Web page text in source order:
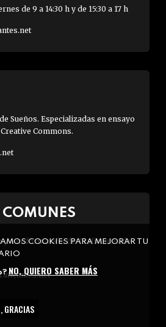
de 9 a 14:30 h y de 15:30 a 17 h
Sueños. Especializadas en ensayo
Commons.
y autoformación de Traficantes de
COOKIES PARA MEJORAR TU
NO, QUIERO SABER MÁS
GRACIAS